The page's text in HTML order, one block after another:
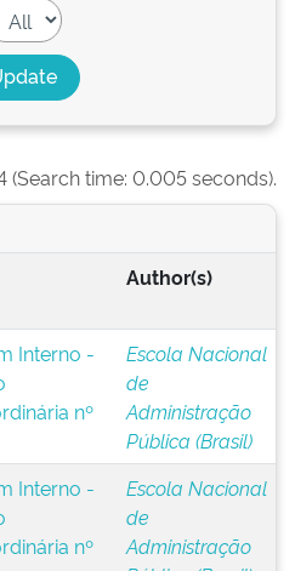
(Search time: 0.005 seconds).
Author(s)
Interno -
nº
Escola Nacional
de
Administração
Pública (Brasil)
Interno -
nº
Escola Nacional
de
Administração